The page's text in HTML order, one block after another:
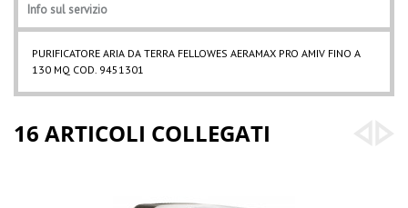
Info sul servizio
PURIFICATORE ARIA DA TERRA FELLOWES AERAMAX PRO AMIV FINO A
130 MQ COD. 9451301
16 ARTICOLI COLLEGATI